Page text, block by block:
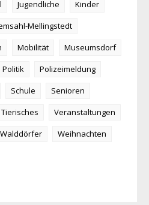
Jugendliche
Kinder
Mellingstedt
Mobilität
Museumsdorf
Politik
Polizeimeldung
Schule
Senioren
Tierisches
Veranstaltungen
Walddörfer
Weihnachten